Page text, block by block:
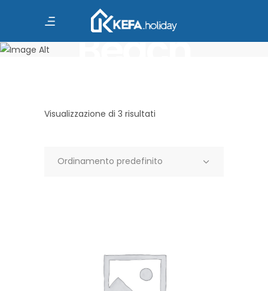
Beach
Visualizzazione di 3 risultati
Ordinamento predefinito
AGGIUNGI
AL